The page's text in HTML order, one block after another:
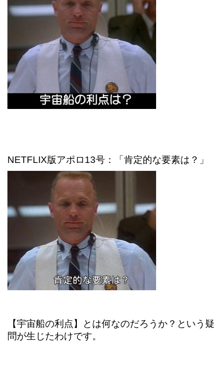
NETFLIX版アポロ13号：「肯定的な要素は？」
【宇宙船の利点】とは何なのだろうか？という疑
問が生じたわけです。